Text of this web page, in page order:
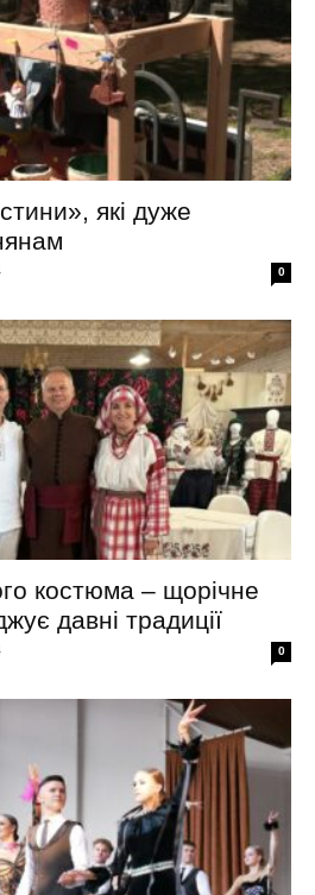
які дуже
0
костюма – щорічне
давні традиції
0